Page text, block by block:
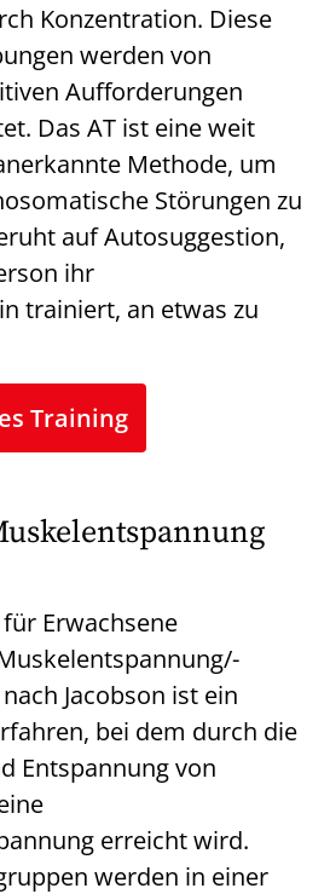
Konzentration. Diese
werden von
Aufforderungen
Das AT ist eine weit
Methode, um
Störungen zu
auf Autosuggestion,
ihr
trainiert, an etwas zu
Training
Erwachsene
Jacobson ist ein
bei dem durch die
Entspannung von
erreicht wird.
werden in einer